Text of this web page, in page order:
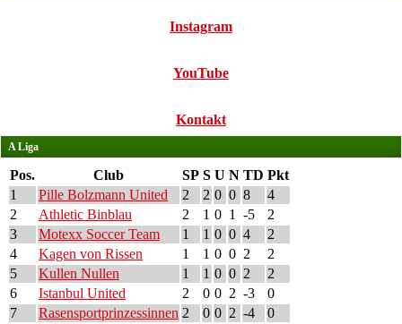
Instagram
YouTube
Kontakt
A Liga
Pos. Club SP S U N TD Pkt
1
Pille Bolzmann United 2 2 0 0 8
4
2
Athletic Binblau 2 1 0 1 -5
2
3
Motexx Soccer Team 1 1 0 0 4
2
4
Kagen von Rissen 1 1 0 0 2
2
5
Kullen Nullen 1 1 0 0 2
2
6
Istanbul United 2 0 0 2 -3
0
7
Rasensportprinzessinnen 2 0 0 2 -4
0